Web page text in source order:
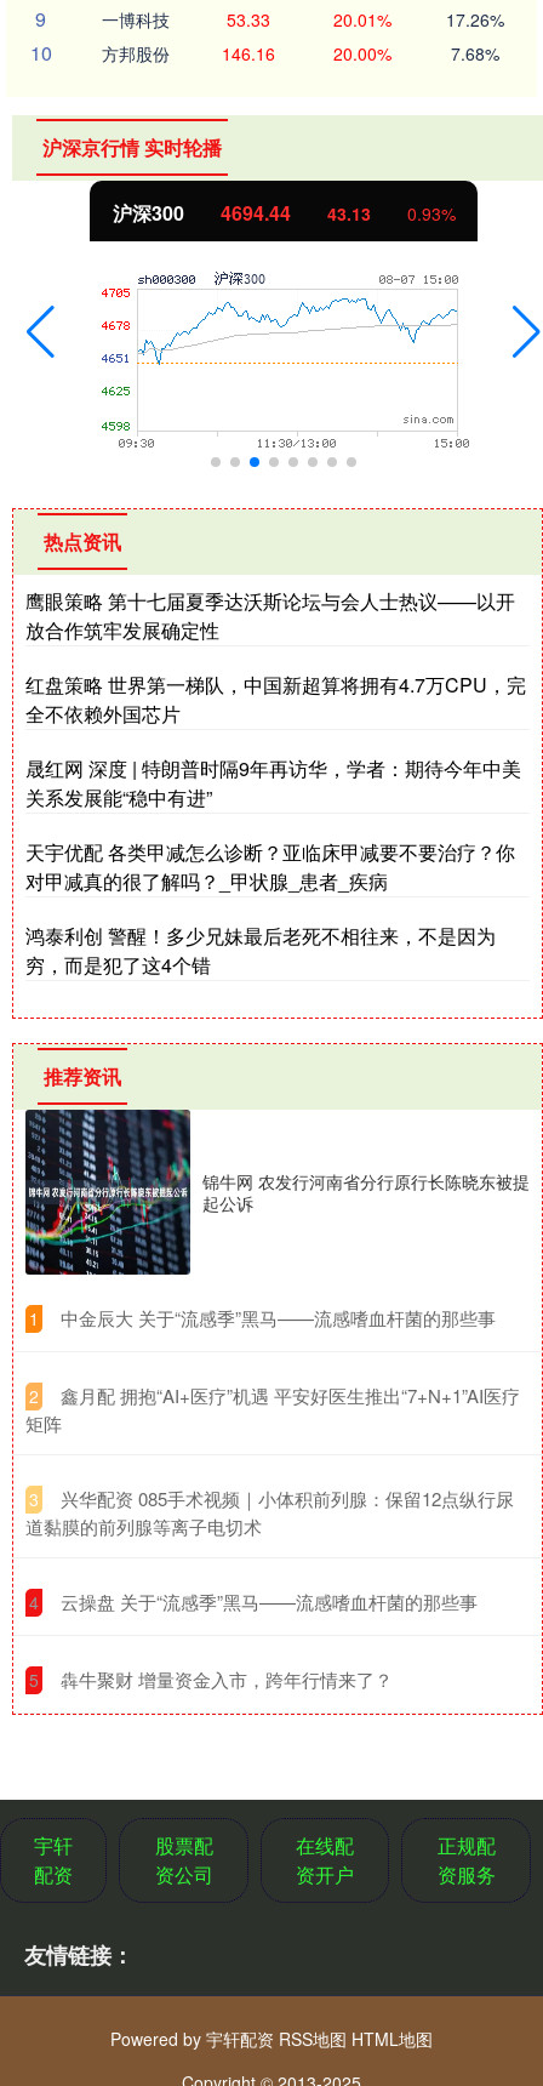
9 一博科技 53.33 20.01% 17.26%
10 方邦股份 146.16 20.00% 7.68%
沪深京行情 实时轮播
沪深300 4694.44 43.13 0.93%
热点资讯
鹰眼策略 第十七届夏季达沃斯论坛与会人士热议——以开
放合作筑牢发展确定性
红盘策略 世界第一梯队，中国新超算将拥有4.7万CPU，完
全不依赖外国芯片
晟红网 深度 | 特朗普时隔9年再访华，学者：期待今年中美
关系发展能“稳中有进”
天宇优配 各类甲减怎么诊断？亚临床甲减要不要治疗？你
对甲减真的很了解吗？_甲状腺_患者_疾病
鸿泰利创 警醒！多少兄妹最后老死不相往来，不是因为
穷，而是犯了这4个错
推荐资讯
锦牛网 农发行河南省分行原行长陈晓东被提
起公诉
1 ​中金辰大 关于“流感季”黑马——流感嗜血杆菌的那些事
2
​鑫月配 拥抱“AI+医疗”机遇 平安好医生推出“7+N+1”AI医疗
矩阵
3
​兴华配资 085手术视频｜小体积前列腺：保留12点纵行尿
道黏膜的前列腺等离子电切术
4 ​云操盘 关于“流感季”黑马——流感嗜血杆菌的那些事
5 ​犇牛聚财 增量资金入市，跨年行情来了？
宇轩
配资
股票配
资公司
在线配
资开户
正规配
资服务
友情链接：
Powered by 宇轩配资 RSS地图 HTML地图